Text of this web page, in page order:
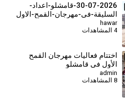
30-07-2026-قامشلو-اعداد-
السليقة-في-مهرجان-القمح-الاول
(8)
hawar
4 المشاهدات
اختتام فعاليات مهرجان القمح
الأول في قامشلو
admin
8 المشاهدات